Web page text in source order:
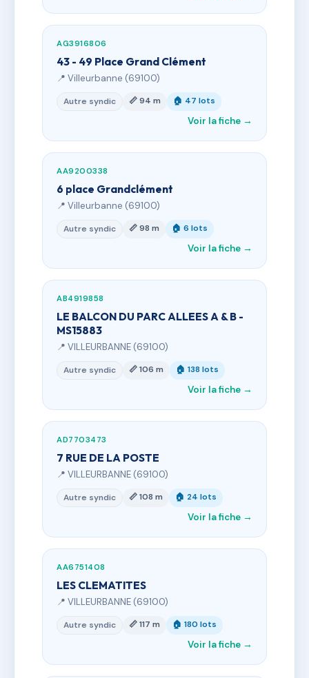
AG3916806
43 - 49 Place Grand Clément
📍 Villeurbanne (69100)
Autre syndic 📏 94 m 🏠 47 lots
Voir la fiche →
AA9200338
6 place Grandclément
📍 Villeurbanne (69100)
Autre syndic 📏 98 m 🏠 6 lots
Voir la fiche →
AB4919858
LE BALCON DU PARC ALLEES A & B -
MS15883
📍 VILLEURBANNE (69100)
Autre syndic 📏 106 m 🏠 138 lots
Voir la fiche →
AD7703473
7 RUE DE LA POSTE
📍 VILLEURBANNE (69100)
Autre syndic 📏 108 m 🏠 24 lots
Voir la fiche →
AA6751408
LES CLEMATITES
📍 VILLEURBANNE (69100)
Autre syndic 📏 117 m 🏠 180 lots
Voir la fiche →